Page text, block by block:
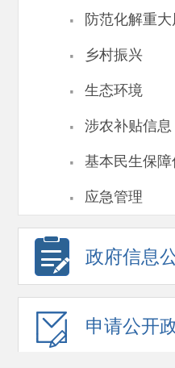
· 防范化解重大
· 乡村振兴
· 生态环境
· 涉农补贴信息
· 基本民生保障
· 应急管理
政府信息
申请公开